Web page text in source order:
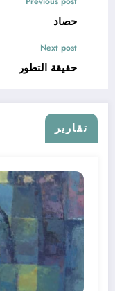
حصاد
Next post
حقيقة التطور
تقارير